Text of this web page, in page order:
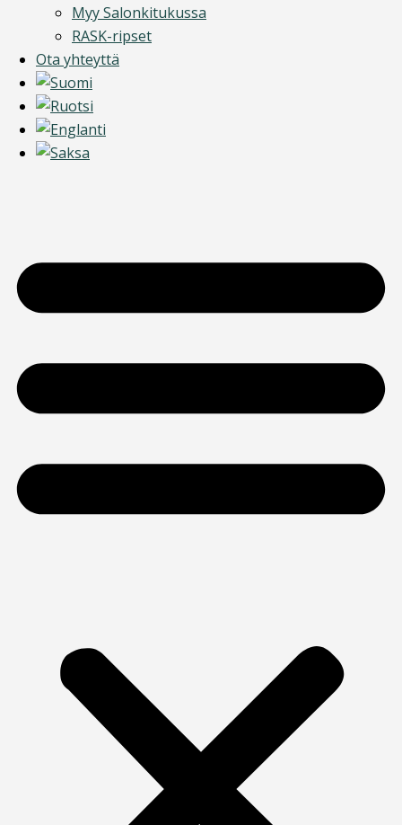
Myy Salonkitukussa
RASK-ripset
Ota yhteyttä